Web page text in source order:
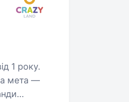
1 року.
мета —